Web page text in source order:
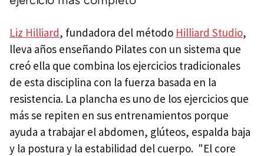
Liz Hilliard, fundadora del método Hilliard Studio,
lleva años enseñando Pilates con un sistema que
creó ella que combina los ejercicios tradicionales
de esta disciplina con la fuerza basada en la
resistencia. La plancha es uno de los ejercicios que
más se repiten en sus entrenamientos porque
ayuda a trabajar el abdomen, glúteos, espalda baja
y la postura y la estabilidad del cuerpo. "El core